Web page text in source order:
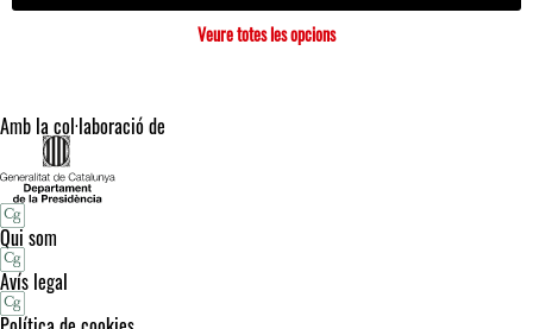
Veure totes les opcions
Amb la col·laboració de
Qui som
Avís legal